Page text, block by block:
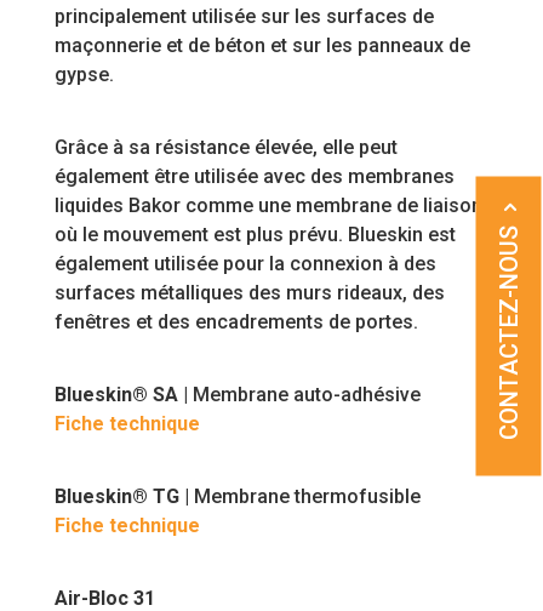
principalement utilisée sur les surfaces de
maçonnerie et de béton et sur les panneaux de
gypse.
Grâce à sa résistance élevée, elle peut
également être utilisée avec des membranes
liquides Bakor comme une membrane de liaison
où le mouvement est plus prévu. Blueskin est
également utilisée pour la connexion à des
surfaces métalliques des murs rideaux, des
fenêtres et des encadrements de portes.
Blueskin® SA| Membrane auto-adhésive
Fiche technique
Blueskin® TG| Membrane thermofusible
Fiche technique
Air-Bloc 31
CONTACTEZ-NOUS